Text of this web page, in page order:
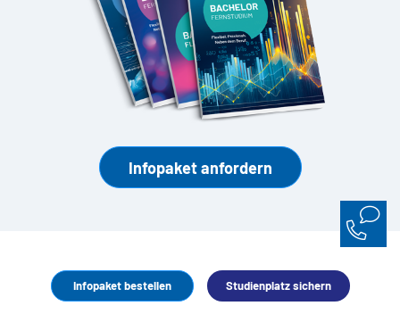
Infopaket bestellen Studienplatz sichern
Infopaket anfordern